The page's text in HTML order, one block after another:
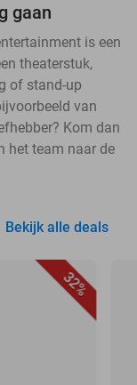
gaan
is een
theaterstuk,
of stand-up
van
Kom dan
het team naar de
Bekijk alle deals
32%